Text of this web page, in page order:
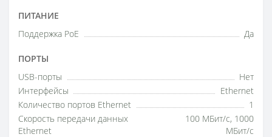
ПИТАНИЕ
Поддержка РоE Да
ПОРТЫ
USB-порты
Нет
Интерфейсы
Ethernet
Количество портов Ethernet
1
Скорость передачи данных
Ethernet
100 МБит/с, 1000
МБит/с